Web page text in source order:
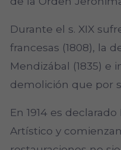
Durante el s. XIX
francesas (1808), la
Mendizábal (1835) e
demolición que por
En 1914 es
Artístico y